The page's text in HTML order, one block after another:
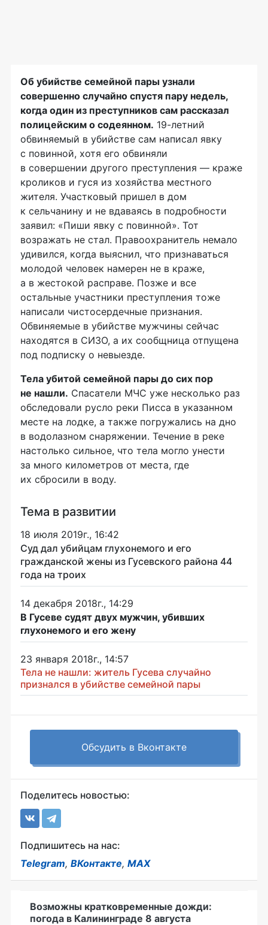
Об убийстве семейной пары узнали
совершенно случайно спустя пару недель,
когда один из преступников сам рассказал
полицейским о содеянном. 19-летний
обвиняемый в убийстве сам написал явку
с повинной, хотя его обвиняли
в совершении другого преступления — краже
кроликов и гуся из хозяйства местного
жителя. Участковый пришел в дом
к сельчанину и не вдаваясь в подробности
заявил: «Пиши явку с повинной». Тот
возражать не стал. Правоохранитель немало
удивился, когда выяснил, что признаваться
молодой человек намерен не в краже,
а в жестокой расправе. Позже и все
остальные участники преступления тоже
написали чистосердечные признания.
Обвиняемые в убийстве мужчины сейчас
находятся в СИЗО, а их сообщница отпущена
под подписку о невыезде.
Тела убитой семейной пары до сих пор
не нашли. Спасатели МЧС уже несколько раз
обследовали русло реки Писса в указанном
месте на лодке, а также погружались на дно
в водолазном снаряжении. Течение в реке
настолько сильное, что тела могло унести
за много километров от места, где
их сбросили в воду.
Тема в развитии
18 июля 2019г., 16:42
Суд дал убийцам глухонемого и его
гражданской жены из Гусевского района 44
года на троих
14 декабря 2018г., 14:29
В Гусеве судят двух мужчин, убивших
глухонемого и его жену
23 января 2018г., 14:57
Тела не нашли: житель Гусева случайно
признался в убийстве семейной пары
Обсудить в Вконтакте
Поделитесь новостью:
Подпишитесь на нас:
Telegram, ВКонтакте, MAX
Возможны кратковременные дожди:
погода в Калининграде 8 августа